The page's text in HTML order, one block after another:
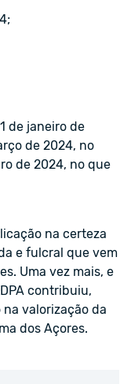
de janeiro de
de 2024, no
de 2024, no que
na certeza
e fulcral que vem
Uma vez mais, e
contribuiu,
valorização da
dos Açores.